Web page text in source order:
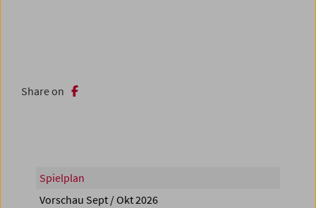
Share on
Spielplan
Vorschau Sept / Okt 2026